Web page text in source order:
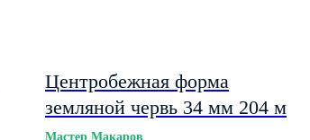
Центробежная форма
земляной червь 34 мм 204 м
Мастер Макаров